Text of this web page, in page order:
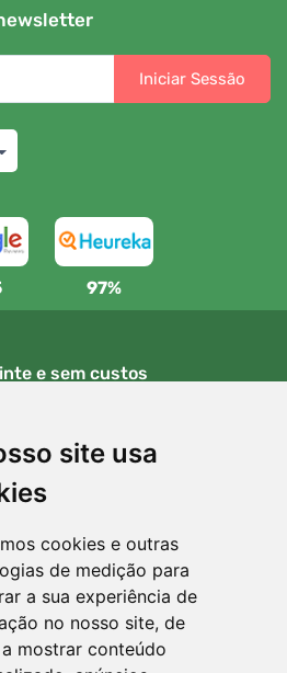
site usa
cookies e outras
de medição para
a sua experiência de
no nosso site, de
mostrar conteúdo
Iniciar Sessão
97%
e sem custos
superiores a 80 EUR
gratuitas
a sua encomenda em qualquer
dias
plantamos uma árvore! Leia mais